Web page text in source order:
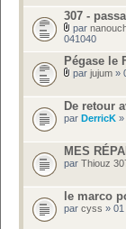
307 -
par
041040
Pégase le
par jujum »
De retour
par DerricK »
MES
par Thiouz
le marco
par cyss » 01